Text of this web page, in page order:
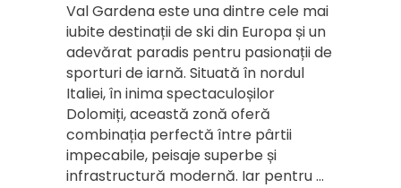
Val Gardena este una dintre cele mai
iubite destinații de ski din Europa și un
adevărat paradis pentru pasionații de
sporturi de iarnă. Situată în nordul
Italiei, în inima spectaculoșilor
Dolomiți, această zonă oferă
combinația perfectă între pârtii
impecabile, peisaje superbe și
infrastructură modernă. Iar pentru